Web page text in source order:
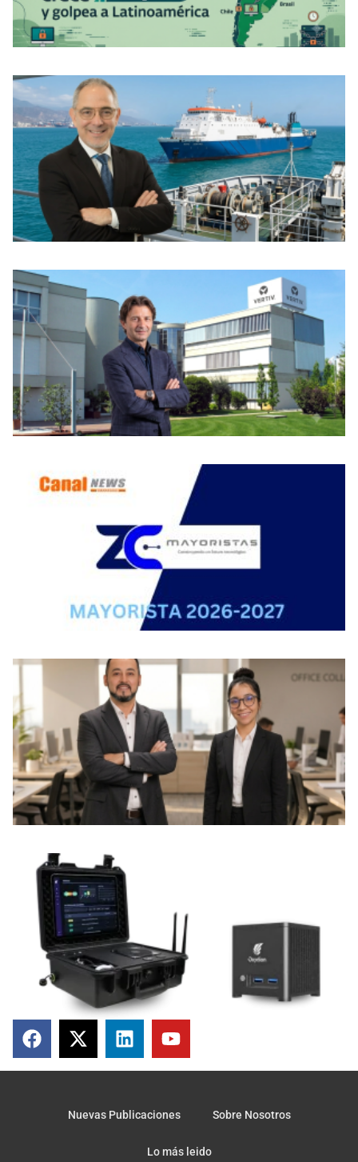
Nuevas Publicaciones Sobre Nosotros
Lo más leido